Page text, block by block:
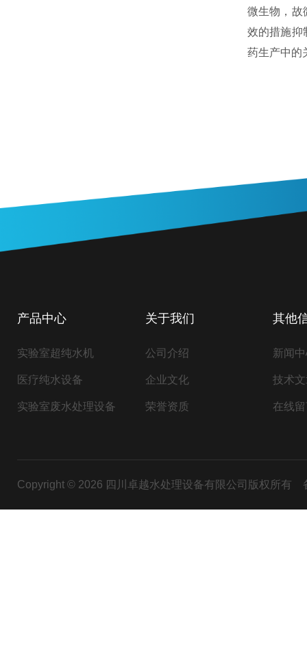
微生物，故
效的措施抑
药生产中的
产品中心
实验室超纯水机
医疗纯水设备
实验室废水处理设备
关于我们
公司介绍
企业文化
荣誉资质
其他
新闻
技术
在线
Copyright © 2026 四川卓越水处理设备有限公司版权所有